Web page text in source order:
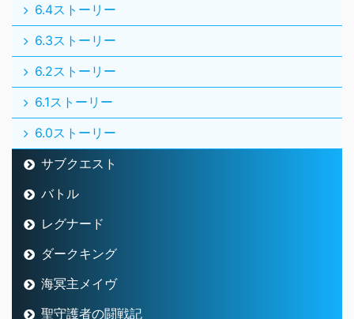
6.4ストーリー
6.3ストーリー
6.2ストーリー
6.1ストーリー
6.0ストーリー
サブクエスト
バトル
レグナード
ダークキング
海冥主メイヴ
聖守護者の闘戦記